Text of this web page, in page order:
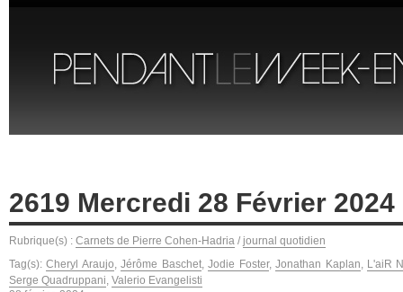
2619 Mercredi 28 Février 2024
Rubrique(s) : Carnets de Pierre Cohen-Hadria / journal quotidien
Tag(s):Cheryl Araujo,Jérôme Baschet,Jodie Foster,Jonathan Kaplan, L'aiR
Serge Quadruppani, Valerio Evangelisti